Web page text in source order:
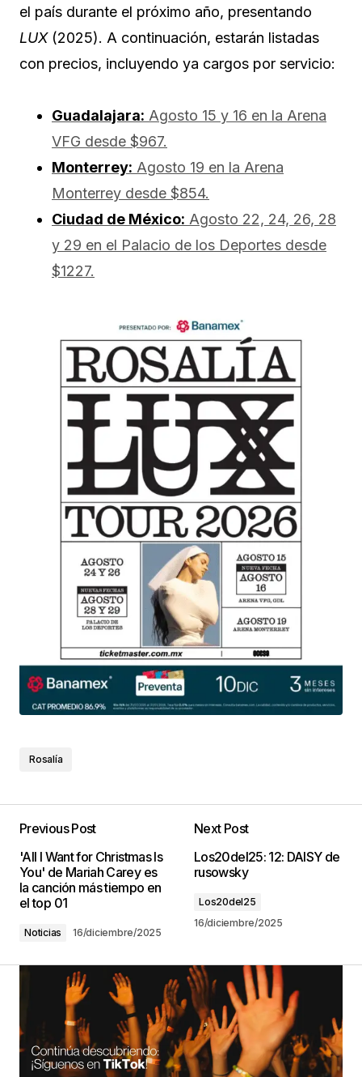
el país durante el próximo año, presentando
LUX (2025). A continuación, estarán listadas
con precios, incluyendo ya cargos por servicio:
Guadalajara: Agosto 15 y 16 en la Arena
VFG desde $967.
Monterrey: Agosto 19 en la Arena
Monterrey desde $854.
Ciudad de México: Agosto 22, 24, 26, 28
y 29 en el Palacio de los Deportes desde
$1227.
Rosalía
Previous Post
'All I Want for Christmas Is
You' de Mariah Carey es
la canción más tiempo en
el top 01
Noticias 16/diciembre/2025
Next Post
Los20del25: 12: DAISY de
rusowsky
Los20del25
16/diciembre/2025